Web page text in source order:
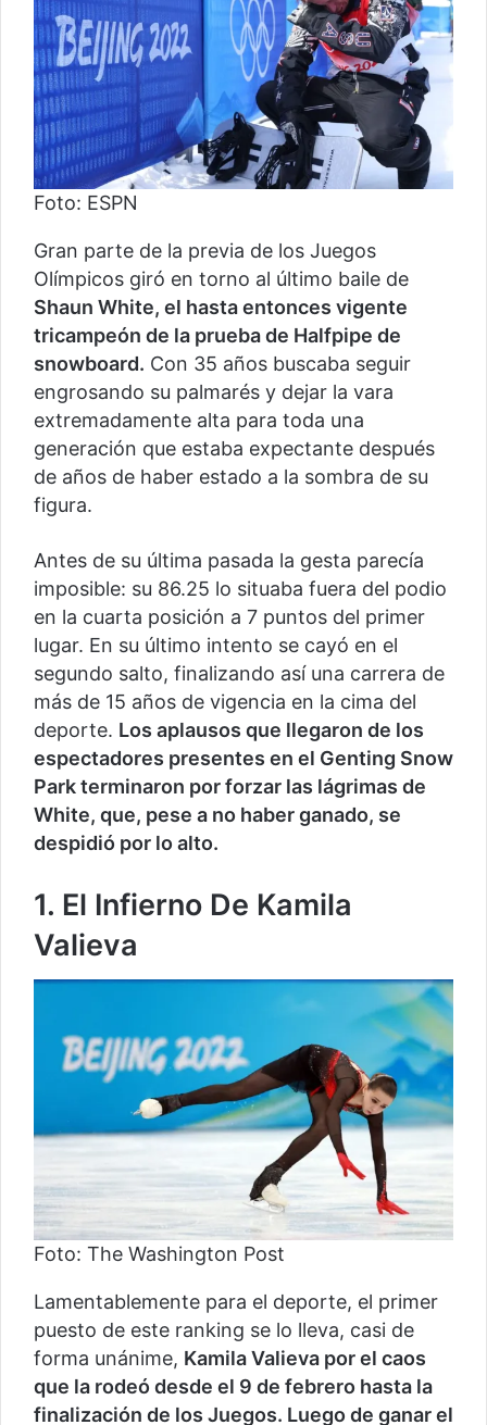
Foto: ESPN
Gran parte de la previa de los Juegos
Olímpicos giró en torno al último baile de
Shaun White, el hasta entonces vigente
tricampeón de la prueba de Halfpipe de
snowboard. Con 35 años buscaba seguir
engrosando su palmarés y dejar la vara
extremadamente alta para toda una
generación que estaba expectante después
de años de haber estado a la sombra de su
figura.
Antes de su última pasada la gesta parecía
imposible: su 86.25 lo situaba fuera del podio
en la cuarta posición a 7 puntos del primer
lugar. En su último intento se cayó en el
segundo salto, finalizando así una carrera de
más de 15 años de vigencia en la cima del
deporte. Los aplausos que llegaron de los
espectadores presentes en el Genting Snow
Park terminaron por forzar las lágrimas de
White, que, pese a no haber ganado, se
despidió por lo alto.
1. El Infierno De Kamila
Valieva
Foto: The Washington Post
Lamentablemente para el deporte, el primer
puesto de este ranking se lo lleva, casi de
forma unánime, Kamila Valieva por el caos
que la rodeó desde el 9 de febrero hasta la
finalización de los Juegos. Luego de ganar el